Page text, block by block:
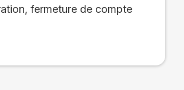
fermeture de compte